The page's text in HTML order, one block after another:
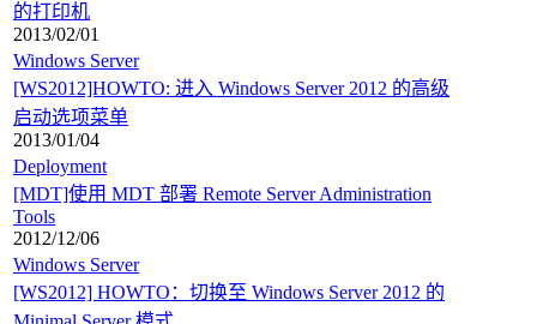
的打印机
2013/02/01
Windows Server
[WS2012]HOWTO: 进入 Windows Server 2012 的高级
启动选项菜单
2013/01/04
Deployment
[MDT]使用 MDT 部署 Remote Server Administration
Tools
2012/12/06
Windows Server
[WS2012] HOWTO：切换至 Windows Server 2012 的